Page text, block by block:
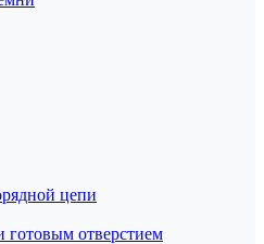
цепи
готовым отверстием